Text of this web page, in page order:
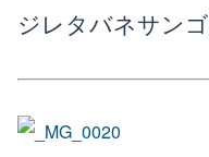
ジレタバネサンゴ